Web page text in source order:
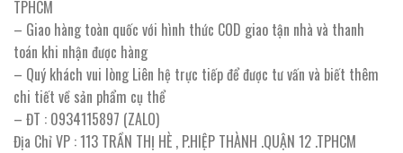
TPHCM
– Giao hàng toàn quốc với hình thức COD giao tận nhà và thanh
toán khi nhận được hàng
– Quý khách vui lòng Liên hệ trực tiếp để được tư vấn và biết thêm
chi tiết về sản phẩm cụ thể
– ĐT : 0934115897 (ZALO)
Địa Chỉ VP : 113 TRẦN THỊ HÈ , P.HIỆP THÀNH .QUẬN 12 .TPHCM